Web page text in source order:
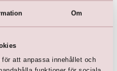
Om
att anpassa innehållet och
Spets (40 cm)
kr